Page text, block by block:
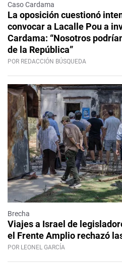
Caso Cardama
La oposición cuestionó
convocar a Lacalle Pou a
Cardama: “Nosotros
de la República”
POR REDACCIÓN BÚSQUEDA
Brecha
Viajes a Israel de
el Frente Amplio rechazó
POR LEONEL GARCÍA